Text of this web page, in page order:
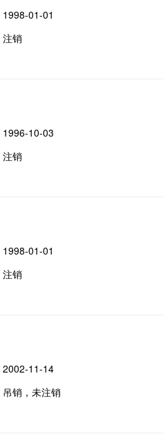
1998-01-01
注销
1996-10-03
注销
1998-01-01
注销
2002-11-14
吊销，未注销